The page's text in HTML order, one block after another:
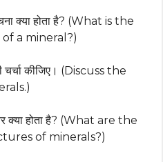
क्या होता है? (What is the
a mineral?)
कीजिए। (Discuss the
क्या होता है? (What are the
of minerals?)